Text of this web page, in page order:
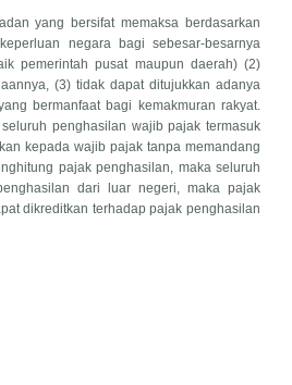
yang bersifat memaksa berdasarkan
negara bagi sebesar-besarnya
pemerintah pusat maupun daerah) (2)
(3) tidak dapat ditujukkan adanya
bermanfaat bagi kemakmuran rakyat.
penghasilan wajib pajak termasuk
kepada wajib pajak tanpa memandang
pajak penghasilan, maka seluruh
dari luar negeri, maka pajak
dikreditkan terhadap pajak penghasilan